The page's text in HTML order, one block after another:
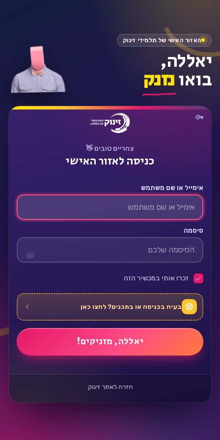
צהריים טובים 👋
כניסה לאזור האישי
אימייל או שם משתמש
סיסמה
זכרו אותי במכשיר הזה
בעיה בכניסה או בתכנים? לחצו כאן
חזרה לאתר זינוק
האזור האישי של תלמידי זינוק
יאללה,
בואונזנק